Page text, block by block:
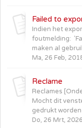
Failed to
Indien het
foutmelding:
maken al
Ma, 26 Feb,
Reclame
Reclames
Mocht dit
gedrukt worden
Do, 26 Mrt,